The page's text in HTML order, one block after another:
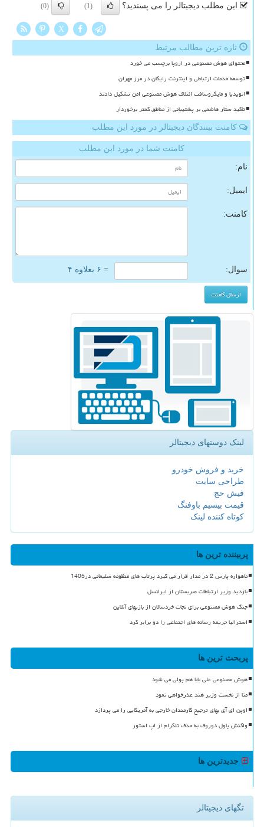
این مطلب دیجیتالر را می پسندید؟ (1)
(0)
X
تازه ترین مطالب مرتبط
محتوای هوش مصنوعی در اروپا برچسب می خورد
توسعه خدمات ارتباطی و اینترنت رایگان در مرز مهران
انویدیا و مایکروسافت ائتلاف هوش مصنوعی امن تشکیل دادند
تاکید ستار هاشمی بر پشتیبانی از مناطق کمتر برخوردار
کامنت بینندگان دیجیتالر در مورد این مطلب
کامنت شما در مورد این مطلب
نام:
ایمیل:
کامنت:
سوال: = ۶ بعلاوه ۴
لینک دوستهای دیجیتالر
خرید و فروش خودرو
طراحی سایت
فیش حج
قیمت بیسیم باوفنگ
کوتاه کننده لینک
پربیننده ترین ها
ماهواره پارس 2 در مدار قرار می گیرد پرتاب های منظومه سلیمانی در1405
بازدید وزیر ارتباطات صربستان از ایرانسل
جنگ هوش مصنوعی برای نجات خردسالان از بازیهای آنلاین
استرالیا جریمه رسانه های اجتماعی را دو برابر کرد
پربحث ترین ها
هوش مصنوعی علی بابا هم پولی می شود
متا از نخست وزیر هند عذرخواهی نمود
اوپن ای آی بهای ترجیح کارمندان خارجی به آمریکایی را می پردازد
واکنش پاول دوروف به حذف تلگرام از اپ استور
جدیدترین ها
تگهای دیجیتالر